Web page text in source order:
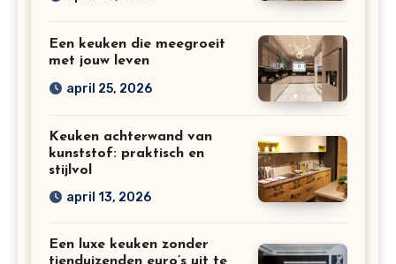
Een keuken die meegroeit
met jouw leven
april 25, 2026
Keuken achterwand van
kunststof: praktisch en
stijlvol
april 13, 2026
Een luxe keuken zonder